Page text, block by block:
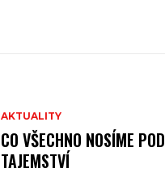
AKTUALITY
CO VŠECHNO NOSÍME
TAJEMSTVÍ